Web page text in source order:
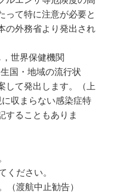
って特に注意が必要と
の外務省より発出され
世界保健機関
国・地域の流行状
して発出します。（上
収まらない感染症特
することもありま
ください。
（渡航中止勧告）